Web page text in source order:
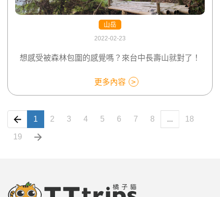
山岳
2022-02-23
想感受被森林包圍的感覺嗎？來台中長壽山就對了！
更多內容
1 2 3 4 5 6 7 8 ... 18
19